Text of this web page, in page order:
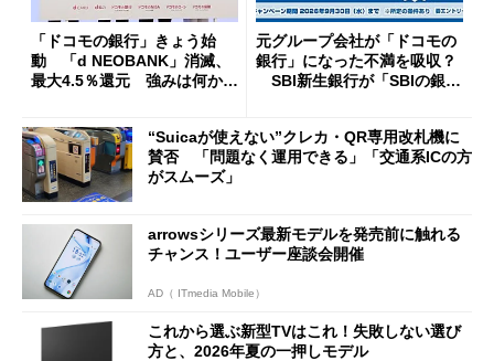
「ドコモの銀行」きょう始
動 「d NEOBANK」消滅、
最大4.5％還元 強みは何か解
元グループ会社が「ドコモの
銀行」になった不満を吸収？
SBI新生銀行が「SBIの銀
開催
“Suicaが使えない”クレカ・QR専用改札機に
賛否 「問題なく運用できる」「交通系ICの方
がスムーズ」
arrowsシリーズ最新モデルを発売前に触れる
チャンス！ユーザー座談会開催
AD（ ITmedia Mobile）
これから選ぶ新型TVはこれ！失敗しない選び
方と、2026年夏の一押しモデル